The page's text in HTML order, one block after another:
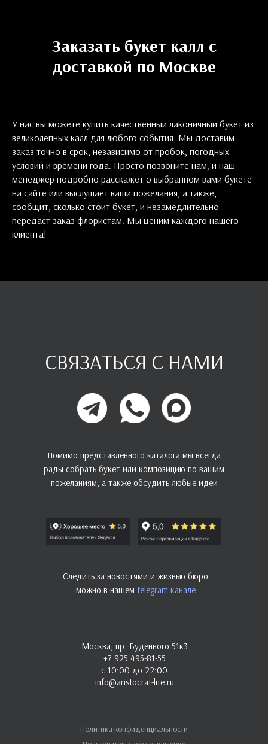
Заказать букет калл с
доставкой по Москве
У нас вы можете купить качественный лаконичный букет из
великолепных калл для любого события. Мы доставим
заказ точно в срок, независимо от пробок, погодных
условий и времени года. Просто позвоните нам, и наш
менеджер подробно расскажет о выбранном вами букете
на сайте или выслушает ваши пожелания, а также,
сообщит, сколько стоит букет, и незамедлительно
передаст заказ флористам. Мы ценим каждого нашего
клиента!
Москва, пр. Буденного 51к3
+7 925 495-81-55
с 10:00 до 22:00
info@aristocrat-lite.ru
Политика конфиденциальности
СВЯЗАТЬСЯ С НАМИ
Помимо представленного каталога мы всегда
рады собрать букет или композицию по вашим
пожеланиям, а также обсудить любые идеи
Следить за новостями и жизнью бюро
можно в нашем telegram канале